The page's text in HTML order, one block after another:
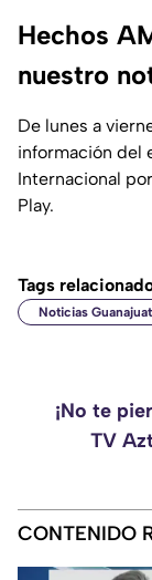
Hechos
nuestro
De lunes a
información del
Internacional
Play.
Tags
Noticias
¡No te
TV
CONTENIDO